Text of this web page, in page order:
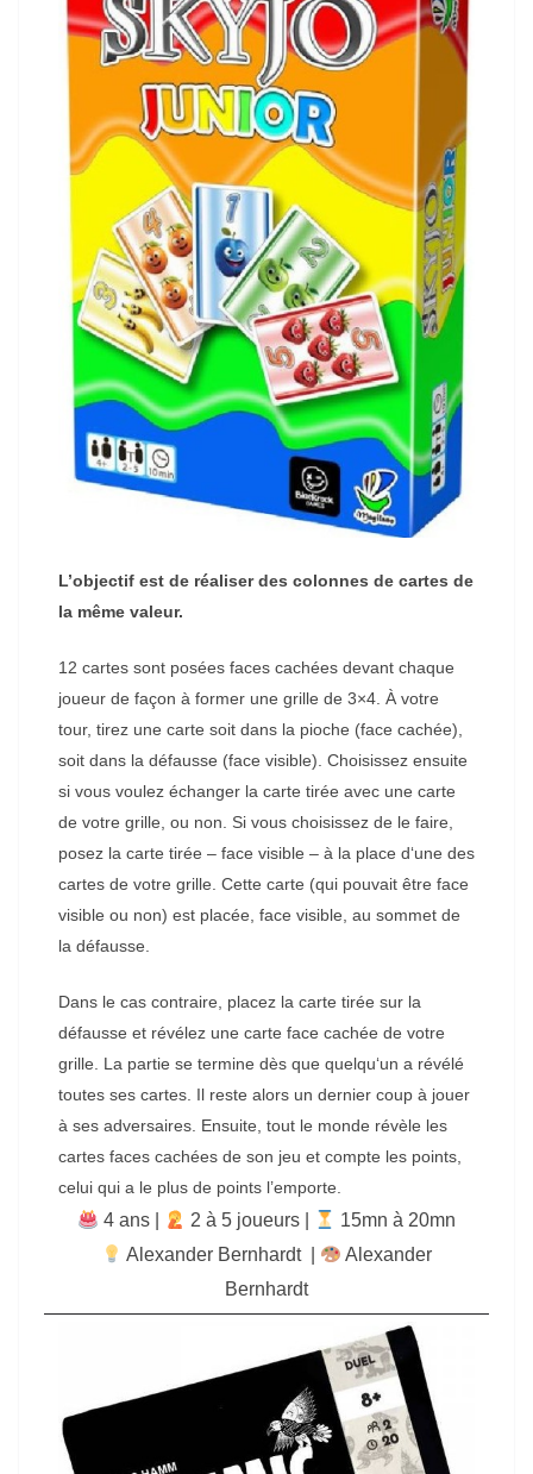
L’objectif est de réaliser des colonnes de cartes de
la même valeur.
12 cartes sont posées faces cachées devant chaque
joueur de façon à former une grille de 3×4. À votre
tour, tirez une carte soit dans la pioche (face cachée),
soit dans la défausse (face visible). Choisissez ensuite
si vous voulez échanger la carte tirée avec une carte
de votre grille, ou non. Si vous choisissez de le faire,
posez la carte tirée – face visible – à la place d‘une des
cartes de votre grille. Cette carte (qui pouvait être face
visible ou non) est placée, face visible, au sommet de
la défausse.
Dans le cas contraire, placez la carte tirée sur la
défausse et révélez une carte face cachée de votre
grille. La partie se termine dès que quelqu‘un a révélé
toutes ses cartes. Il reste alors un dernier coup à jouer
à ses adversaires. Ensuite, tout le monde révèle les
cartes faces cachées de son jeu et compte les points,
celui qui a le plus de points l’emporte.
4 ans | ‍ 2 à 5 joueurs |
15mn à 20mn
Alexander Bernhardt
Alexander
Bernhardt